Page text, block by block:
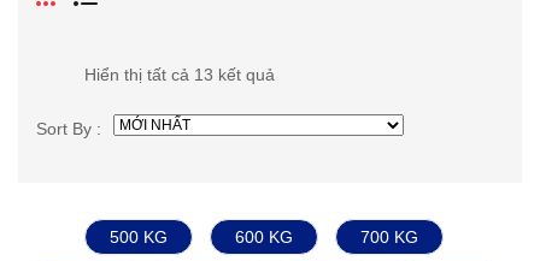
Hiển thị tất cả 13 kết quả
Sort By :
500 KG 600 KG 700 KG